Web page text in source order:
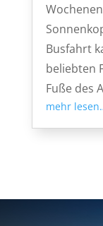
Busfahrt
beliebten
Fuße des
mehr